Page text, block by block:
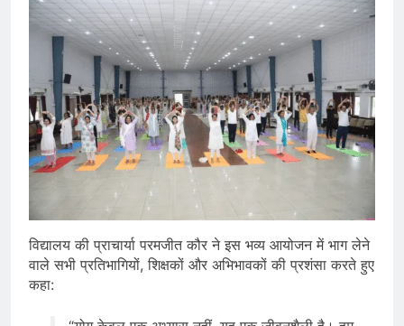
विद्यालय की प्राचार्या परमजीत कौर ने इस भव्य आयोजन में भाग लेने
वाले सभी प्रतिभागियों, शिक्षकों और अभिभावकों की प्रशंसा करते हुए
कहा: